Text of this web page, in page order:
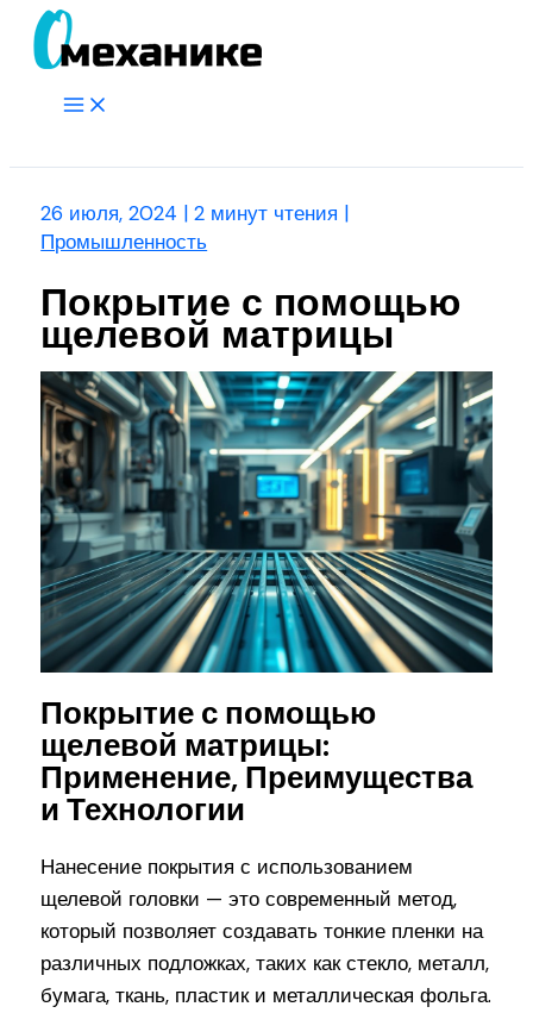
Перейти
Main
26 июля, 2024 |2 минут чтения |
Промышленность
Покрытие с помощью
щелевой матрицы
Покрытие с помощью
щелевой матрицы:
Применение, Преимущества
и Технологии
Нанесение покрытия с использованием
щелевой головки — это современный метод,
который позволяет создавать тонкие пленки на
различных подложках, таких как стекло, металл,
бумага, ткань, пластик и металлическая фольга.